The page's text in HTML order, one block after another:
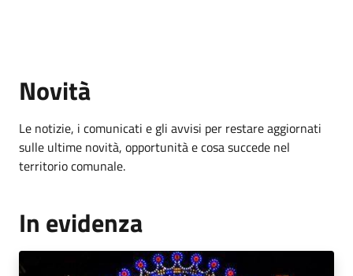
Novità
Le notizie, i comunicati e gli avvisi per restare aggiornati
sulle ultime novità, opportunità e cosa succede nel
territorio comunale.
In evidenza